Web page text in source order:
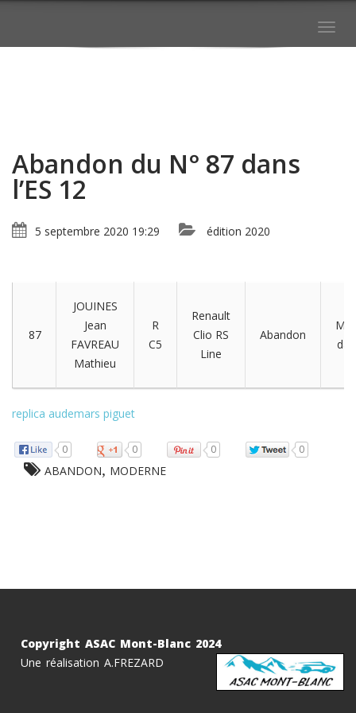
Abandon du N° 87 dans
l’ES 12
5 septembre 2020 19:29 édition 2020
87
JOUINES
Jean
FAVREAU
Mathieu
R
C5
Renault
Clio RS
Line
Abandon
replica audemars piguet
0 0 0 0
ABANDON, MODERNE
Copyright ASAC Mont-Blanc 2024
Une réalisation A.FREZARD